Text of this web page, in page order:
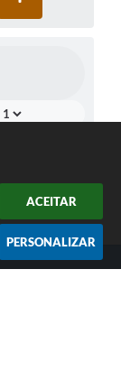
ACEITAR
PERSONALIZAR